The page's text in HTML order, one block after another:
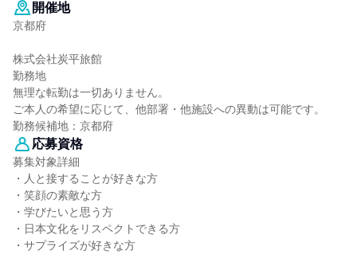
開催地
京都府
株式会社炭平旅館
勤務地
無理な転勤は一切ありません。
ご本人の希望に応じて、他部署・他施設への異動は可能です。
勤務候補地：京都府
応募資格
募集対象詳細
・人と接することが好きな方
・笑顔の素敵な方
・学びたいと思う方
・日本文化をリスペクトできる方
・サプライズが好きな方